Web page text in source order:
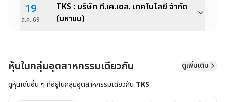
19
ส.ค. 69
TKS : บริษัท ที.เค.เอส. เทคโนโลยี จำกัด
(มหาชน)
หุ้นในกลุ่มอุตสาหกรรมเดียวกัน
ดูเพิ่มเติม
ดูหุ้นเด่นอื่น ๆ ที่อยู่ในกลุ่มอุตสาหกรรมเดียวกัน TKS